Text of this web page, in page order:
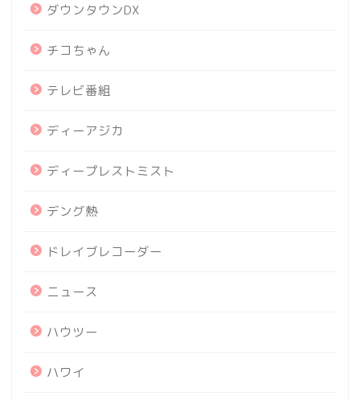
ダウンタウンDX
チコちゃん
テレビ番組
ディーアジカ
ディープレストミスト
デング熱
ドレイブレコーダー
ニュース
ハウツー
ハワイ